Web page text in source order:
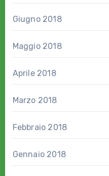
Giugno 2018
Maggio 2018
Aprile 2018
Marzo 2018
Febbraio 2018
Gennaio 2018